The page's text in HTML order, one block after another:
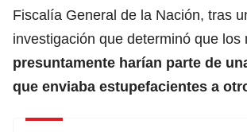
Fiscalía General de la Nación, tras
investigación que determinó que los
presuntamente harían parte de
que enviaba estupefacientes a